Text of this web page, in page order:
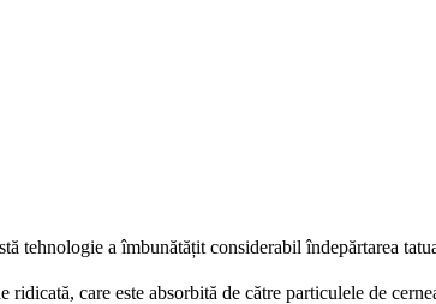
tehnologie a îmbunătățit considerabil îndepărtarea
care este absorbită de către particulele de